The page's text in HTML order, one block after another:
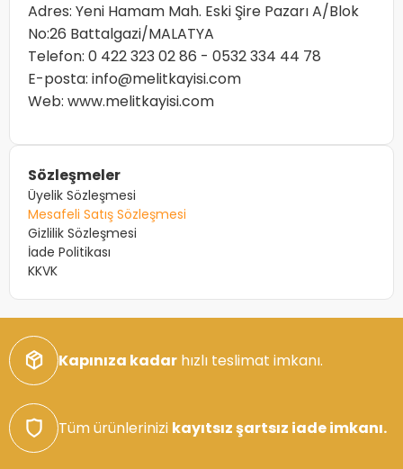
Sözleşmeler
Üyelik Sözleşmesi
Mesafeli Satış Sözleşmesi
Gizlilik Sözleşmesi
İade Politikası
KKVK
Adres: Yeni Hamam Mah. Eski Şire Pazarı A/Blok
No:26 Battalgazi/MALATYA
Telefon: 0 422 323 02 86 - 0532 334 44 78
E-posta: info@melitkayisi.com
Web: www.melitkayisi.com
Kapınıza kadar hızlı teslimat imkanı.
Tüm ürünlerinizi kayıtsız şartsız iade imkanı.